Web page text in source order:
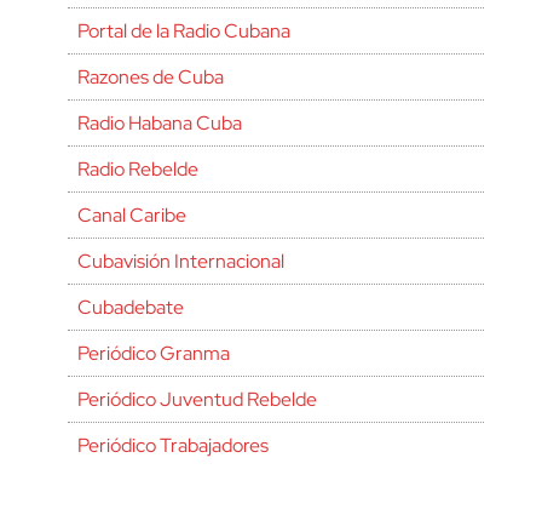
Portal de la Radio Cubana
Razones de Cuba
Radio Habana Cuba
Radio Rebelde
Canal Caribe
Cubavisión Internacional
Cubadebate
Periódico Granma
Periódico Juventud Rebelde
Periódico Trabajadores